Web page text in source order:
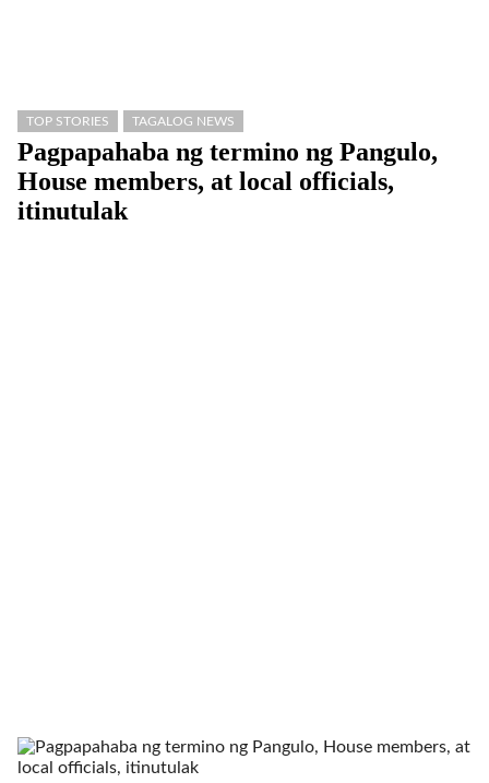
TOP STORIES TAGALOG NEWS
Pagpapahaba ng termino ng Pangulo,
House members, at local officials,
itinutulak